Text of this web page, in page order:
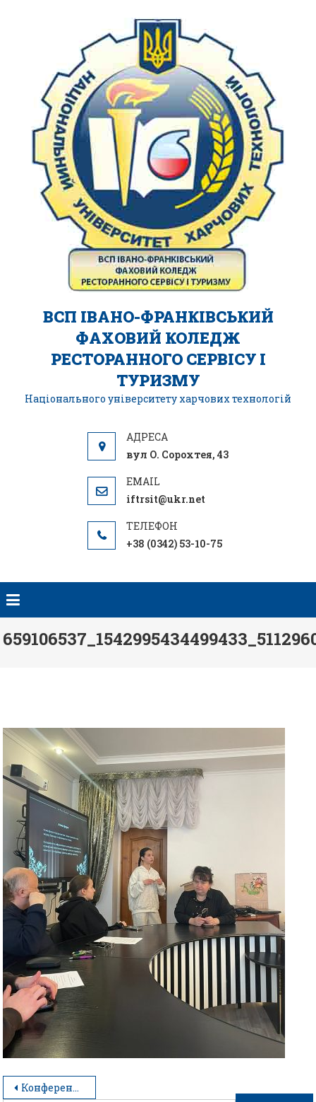
ВСП ІВАНО-ФРАНКІВСЬКИЙ
ФАХОВИЙ КОЛЕДЖ
РЕСТОРАННОГО СЕРВІСУ І
ТУРИЗМУ
Національного університету харчових технологій
вул О. Сорохтея, 43
iftrsit@ukr.net
+38 (0342) 53-10-75
Конференція: маркетинг по-новому